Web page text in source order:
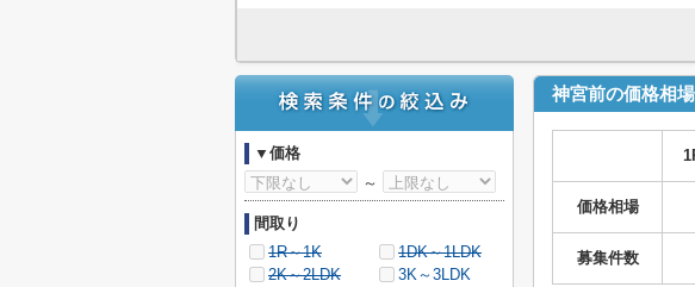
神宮前の価格相場
価格相場
募集件数
▼価格
～
間取り
1R～1K
1DK～1LDK
2K～2LDK
3K～3LDK